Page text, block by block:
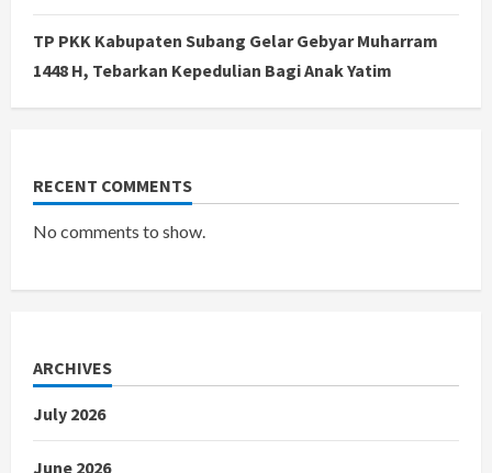
TP PKK Kabupaten Subang Gelar Gebyar Muharram
1448 H, Tebarkan Kepedulian Bagi Anak Yatim
RECENT COMMENTS
No comments to show.
ARCHIVES
July 2026
June 2026